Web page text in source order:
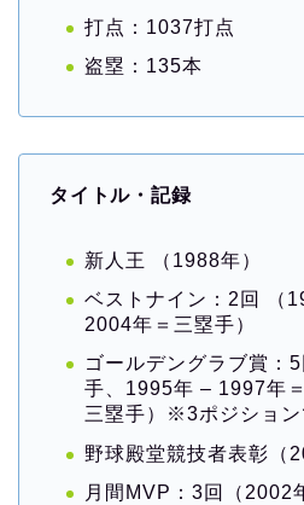
打点：1037打点
盗塁：135本
タイトル・記録
新人王 （1988年）
ベストナイン：2回 （
2004年＝三塁手）
ゴールデングラブ賞：
手、1995年 – 1997年
三塁手）※3ポジション
野球殿堂競技者表彰（
月間MVP：3回（2002